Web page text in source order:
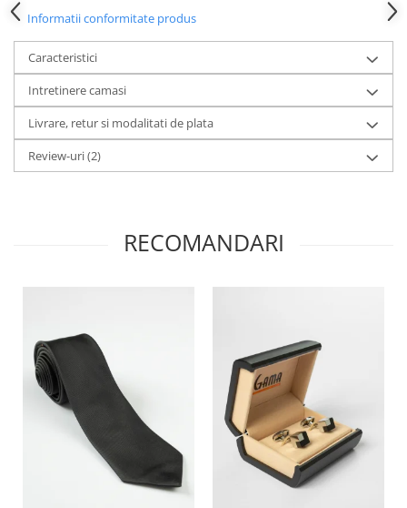
Informatii conformitate produs
Caracteristici
Intretinere camasi
Livrare, retur si modalitati de plata
Review-uri(2)
RECOMANDARI